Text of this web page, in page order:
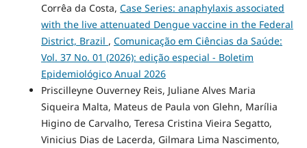
Corrêa da Costa, Case Series: anaphylaxis associated
with the live attenuated Dengue vaccine in the Federal
District, Brazil , Comunicação em Ciências da Saúde:
Vol. 37 No. 01 (2026): edição especial - Boletim
Epidemiológico Anual 2026
Priscilleyne Ouverney Reis, Juliane Alves Maria
Siqueira Malta, Mateus de Paula von Glehn, Marília
Higino de Carvalho, Teresa Cristina Vieira Segatto,
Vinicius Dias de Lacerda, Gilmara Lima Nascimento,